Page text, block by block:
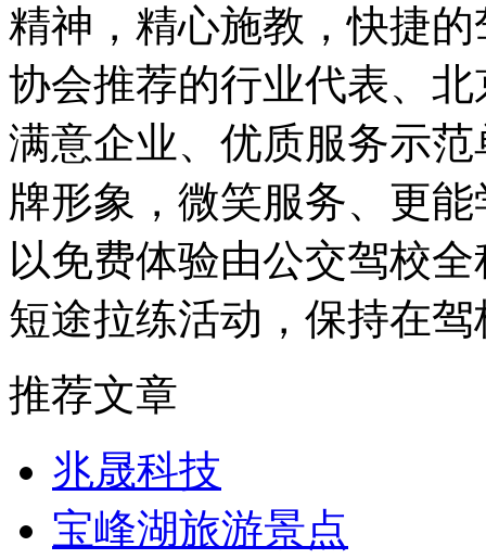
精神，精心施教，快捷
协会推荐的行业代表、
满意企业、优质服务示
牌形象，微笑服务、更
以免费体验由公交驾校
短途拉练活动，保持在
推荐文章
兆晟科技
宝峰湖旅游景点